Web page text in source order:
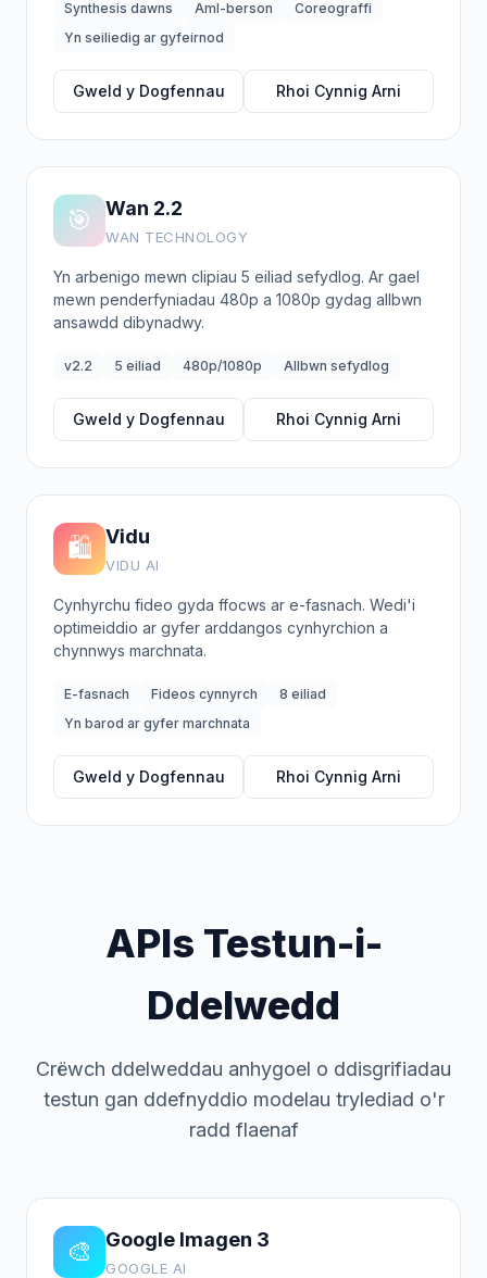
Synthesis dawns Aml-berson
Coreograffi
Yn seiliedig ar gyfeirnod
Gweld y Dogfennau Rhoi Cynnig Arni
🎯 Wan 2.2
WAN TECHNOLOGY
Yn arbenigo mewn clipiau 5 eiliad sefydlog. Ar gael
mewn penderfyniadau 480p a 1080p gydag allbwn
ansawdd dibynadwy.
v2.2 5 eiliad 480p/1080p Allbwn sefydlog
Gweld y Dogfennau Rhoi Cynnig Arni
🛍️ Vidu
VIDU AI
Cynhyrchu fideo gyda ffocws ar e-fasnach. Wedi'i
optimeiddio ar gyfer arddangos cynhyrchion a
chynnwys marchnata.
E-fasnach Fideos cynnyrch
8 eiliad
Yn barod ar gyfer marchnata
Gweld y Dogfennau Rhoi Cynnig Arni
APIs Testun-i-
Ddelwedd
Crëwch ddelweddau anhygoel o ddisgrifiadau
testun gan ddefnyddio modelau trylediad o'r
radd flaenaf
🎨 Google Imagen 3
GOOGLE AI